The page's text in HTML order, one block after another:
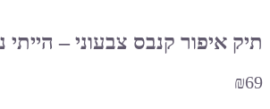
תיק איפור קנבס צבעוני –
₪69